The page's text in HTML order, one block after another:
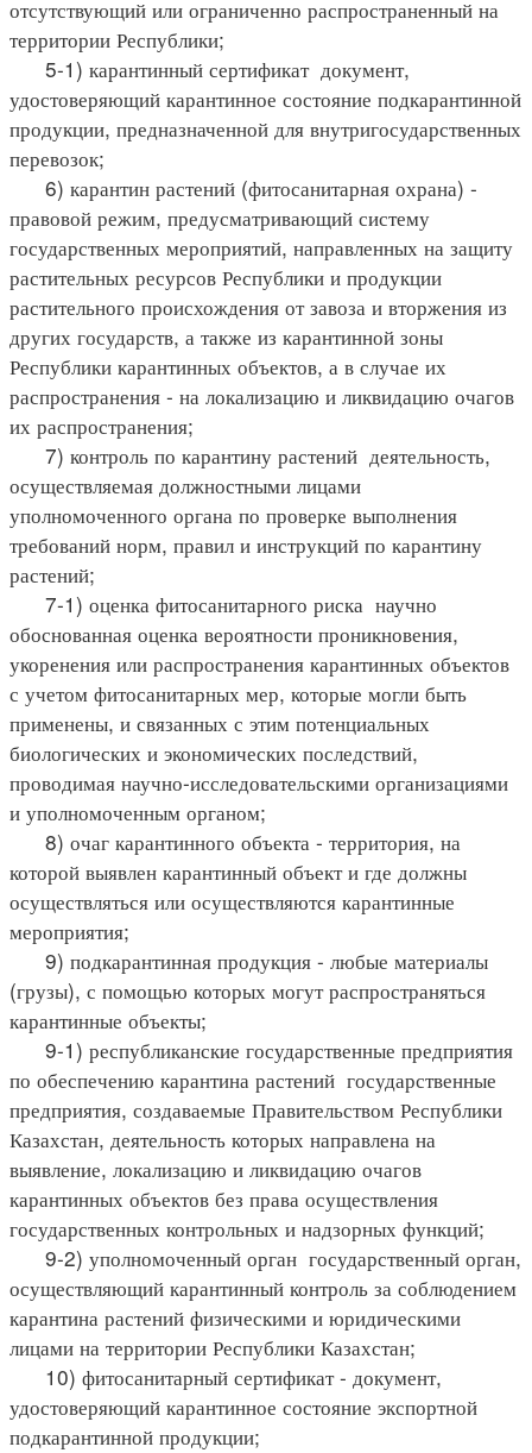
отсутствующий или ограниченно распространенный на
территории Республики;
5-1) карантинный сертификат документ,
удостоверяющий карантинное состояние подкарантинной
продукции, предназначенной для внутригосударственных
перевозок;
6) карантин растений (фитосанитарная охрана) -
правовой режим, предусматривающий систему
государственных мероприятий, направленных на защиту
растительных ресурсов Республики и продукции
растительного происхождения от завоза и вторжения из
других государств, а также из карантинной зоны
Республики карантинных объектов, а в случае их
распространения - на локализацию и ликвидацию очагов
их распространения;
7) контроль по карантину растений деятельность,
осуществляемая должностными лицами
уполномоченного органа по проверке выполнения
требований норм, правил и инструкций по карантину
растений;
7-1) оценка фитосанитарного риска научно
обоснованная оценка вероятности проникновения,
укоренения или распространения карантинных объектов
с учетом фитосанитарных мер, которые могли быть
применены, и связанных с этим потенциальных
биологических и экономических последствий,
проводимая научно-исследовательскими организациями
и уполномоченным органом;
8) очаг карантинного объекта - территория, на
которой выявлен карантинный объект и где должны
осуществляться или осуществляются карантинные
мероприятия;
9) подкарантинная продукция - любые материалы
(грузы), с помощью которых могут распространяться
карантинные объекты;
9-1) республиканские государственные предприятия
по обеспечению карантина растений государственные
предприятия, создаваемые Правительством Республики
Казахстан, деятельность которых направлена на
выявление, локализацию и ликвидацию очагов
карантинных объектов без права осуществления
государственных контрольных и надзорных функций;
9-2) уполномоченный орган государственный орган,
осуществляющий карантинный контроль за соблюдением
карантина растений физическими и юридическими
лицами на территории Республики Казахстан;
10) фитосанитарный сертификат - документ,
удостоверяющий карантинное состояние экспортной
подкарантинной продукции;